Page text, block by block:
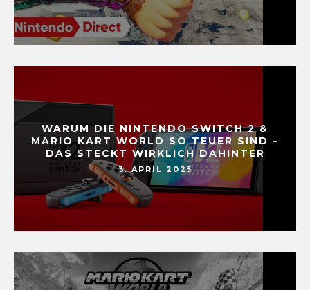
WARUM DIE NINTENDO SWITCH 2 &
MARIO KART WORLD SO TEUER SIND –
DAS STECKT WIRKLICH DAHINTER
3. APRIL 2025